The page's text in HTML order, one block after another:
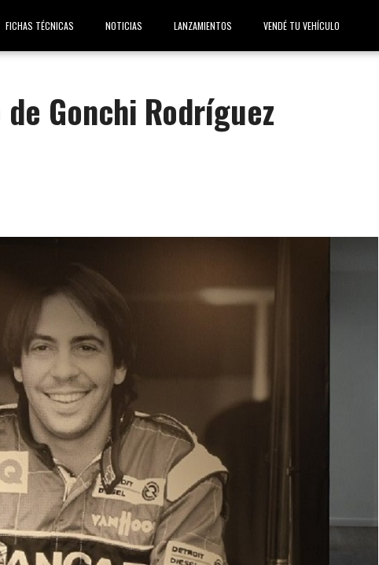
FICHAS TÉCNICAS NOTICIAS LANZAMIENTOS VENDÉ TU VEHÍCULO
Gonchi Rodríguez